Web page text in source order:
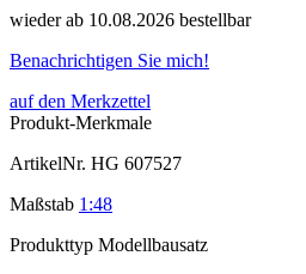
wieder ab 10.08.2026 bestellbar
Benachrichtigen Sie mich!
auf den Merkzettel
Produkt-Merkmale
ArtikelNr. HG 607527
Maßstab 1:48
Produkttyp Modellbausatz